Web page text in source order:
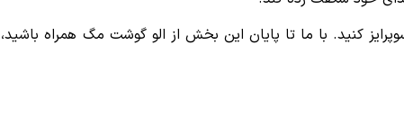
کنید. با ما تا پایان این بخش از الو گوشت مگ همراه